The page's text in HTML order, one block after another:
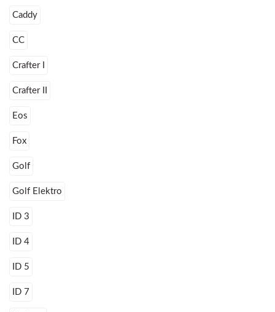
Caddy
CC
Crafter I
Crafter II
Eos
Fox
Golf
Golf Elektro
ID 3
ID 4
ID 5
ID 7